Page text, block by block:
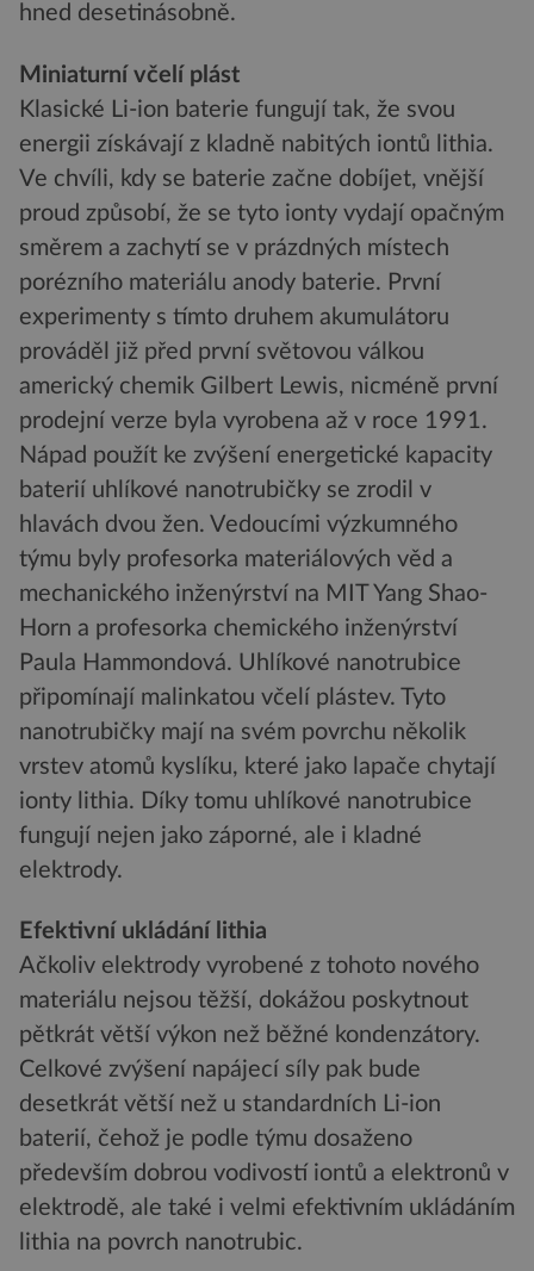
hned desetinásobně.
Miniaturní včelí plást
Klasické Li-ion baterie fungují tak, že svou
energii získávají z kladně nabitých iontů lithia.
Ve chvíli, kdy se baterie začne dobíjet, vnější
proud způsobí, že se tyto ionty vydají opačným
směrem a zachytí se v prázdných místech
porézního materiálu anody baterie. První
experimenty s tímto druhem akumulátoru
prováděl již před první světovou válkou
americký chemik Gilbert Lewis, nicméně první
prodejní verze byla vyrobena až v roce 1991.
Nápad použít ke zvýšení energetické kapacity
baterií uhlíkové nanotrubičky se zrodil v
hlavách dvou žen. Vedoucími výzkumného
týmu byly profesorka materiálových věd a
mechanického inženýrství na MIT Yang Shao-
Horn a profesorka chemického inženýrství
Paula Hammondová. Uhlíkové nanotrubice
připomínají malinkatou včelí plástev. Tyto
nanotrubičky mají na svém povrchu několik
vrstev atomů kyslíku, které jako lapače chytají
ionty lithia. Díky tomu uhlíkové nanotrubice
fungují nejen jako záporné, ale i kladné
elektrody.
Efektivní ukládání lithia
Ačkoliv elektrody vyrobené z tohoto nového
materiálu nejsou těžší, dokážou poskytnout
pětkrát větší výkon než běžné kondenzátory.
Celkové zvýšení napájecí síly pak bude
desetkrát větší než u standardních Li-ion
baterií, čehož je podle týmu dosaženo
především dobrou vodivostí iontů a elektronů v
elektrodě, ale také i velmi efektivním ukládáním
lithia na povrch nanotrubic.